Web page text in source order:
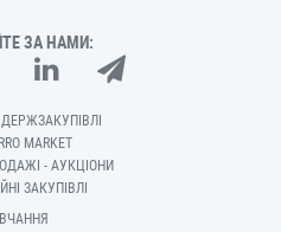
ЗА НАМИ:
ДЕРЖЗАКУПІВЛІ
MARKET
- АУКЦІОНИ
ЗАКУПІВЛІ